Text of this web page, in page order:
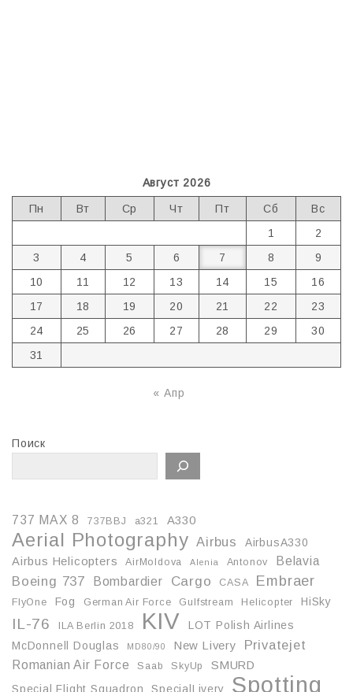
Август 2026
Пн Вт Ср Чт Пт Сб
Вс
1
2
3
4 5 6 7 8
9
10
11 12 13 14 15
16
17
18 19 20 21 22
23
24
25 26 27 28 29
30
31
« Апр
Поиск
737 MAX 8 737BBJ a321 A330
Aerial Photography Airbus
AirbusA330
Airbus Helicopters
AirMoldova Alenia Antonov Belavia
Boeing 737 Bombardier Cargo CASA Embraer
FlyOne Fog German Air Force Gulfstream Helicopter HiSky
IL-76 ILA Berlin 2018 KIV
LOT Polish Airlines
McDonnell Douglas
MD80/90 New Livery Privatejet
Romanian Air Force Saab SkyUp
SMURD
Special Flight Squadron
SpecialLivery Spotting